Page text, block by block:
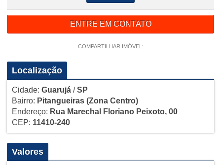
ENTRE EM CONTATO
COMPARTILHAR IMÓVEL:
Localização
Cidade: Guarujá/SP
Bairro: Pitangueiras (Zona Centro)
Endereço: Rua Marechal Floriano Peixoto, 00
CEP: 11410-240
Valores